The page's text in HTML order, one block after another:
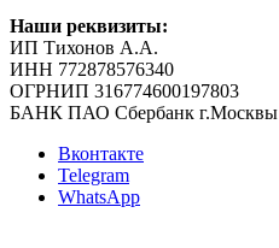
Наши реквизиты:
ИП Тихонов А.А.
ИНН 772878576340
ОГРНИП 316774600197803
БАНК ПАО Сбербанк г.Москвы
Вконтакте
Telegram
WhatsApp